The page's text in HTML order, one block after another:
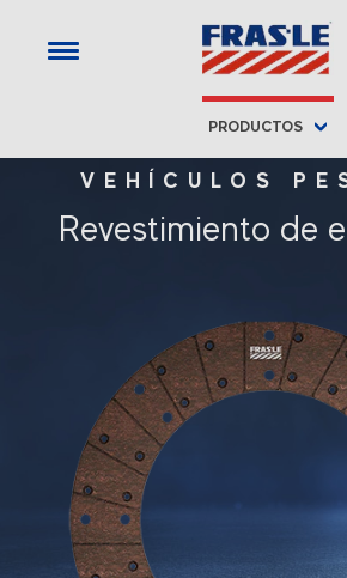
PRODUCTOS
VEHÍCULOS
Revestimiento de